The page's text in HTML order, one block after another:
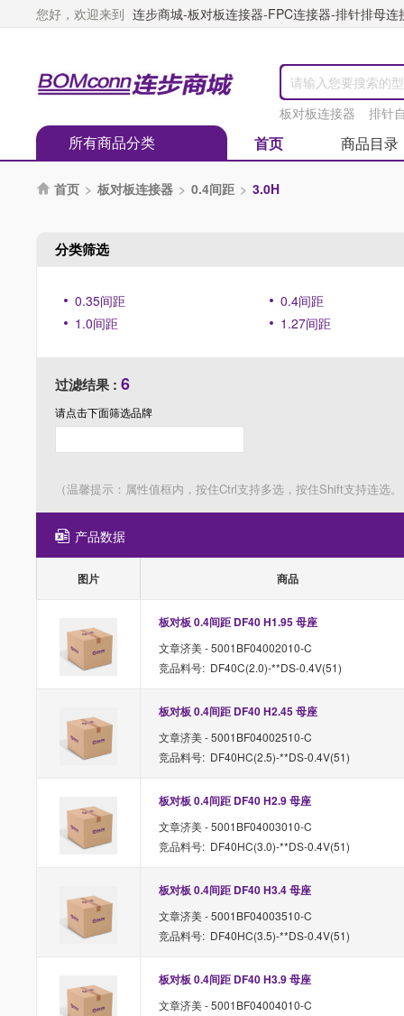
您好，欢迎来到 连步商城-板对板连接器-FPC连接器-排针排母
板对板连接器 排针
所有商品分类 首页 商品目录
 首页 > 板对板连接器 > 0.4间距 > 3.0H
分类筛选
0.35间距
0.4间距
1.0间距
1.27间距
过滤结果 : 6
请点击下面筛选品牌
（温馨提示：属性值框内，按住Ctrl支持多选，按住Shift支持连选
产品数据
图片 商品
板对板 0.4间距 DF40 H1.95 母座
文章济美 - 5001BF04002010-C
竞品料号: DF40C(2.0)-**DS-0.4V(51)
板对板 0.4间距 DF40 H2.45 母座
文章济美 - 5001BF04002510-C
竞品料号: DF40HC(2.5)-**DS-0.4V(51)
板对板 0.4间距 DF40 H2.9 母座
文章济美 - 5001BF04003010-C
竞品料号: DF40HC(3.0)-**DS-0.4V(51)
板对板 0.4间距 DF40 H3.4 母座
文章济美 - 5001BF04003510-C
竞品料号: DF40HC(3.5)-**DS-0.4V(51)
板对板 0.4间距 DF40 H3.9 母座
文章济美 - 5001BF04004010-C